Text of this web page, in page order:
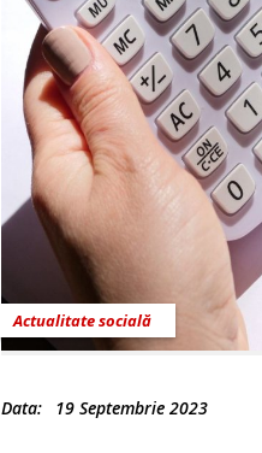
Actualitate socială
Data: 19 Septembrie 2023